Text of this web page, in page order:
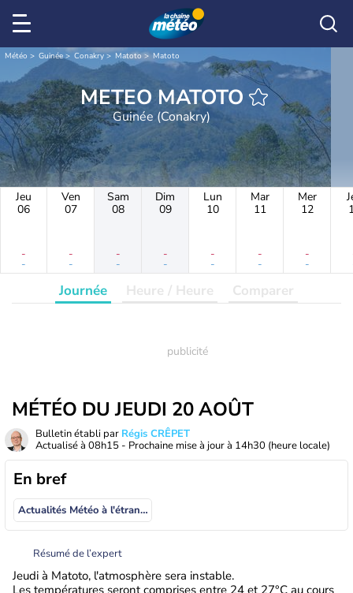
Météo Guinée Conakry Matoto Matoto
METEO MATOTO
Guinée (Conakry)
Jeu
06
-
-
Ven
07
-
-
Sam
08
-
-
Dim
09
-
-
Lun
10
-
-
Mar
11
-
-
Mer
12
-
-
Journée Heure / Heure Comparer
MÉTÉO DU JEUDI 20 AOÛT
Bulletin établi par Régis CRÊPET
Actualisé à 08h15 - Prochaine mise à jour à 14h30 (heure locale)
En bref
Actualités Météo à l'étranger
Résumé de l’expert
Jeudi à Matoto, l'atmosphère sera instable.
Les températures seront comprises entre 24 et 27°C au cours